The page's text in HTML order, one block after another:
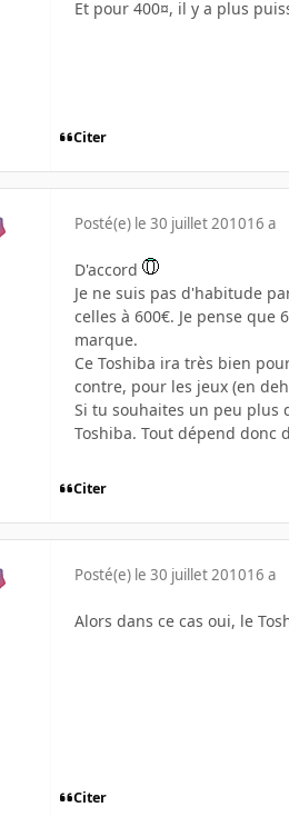
Et pour 400¤, il y a plus
Citer
Posté(e) le 30 juillet 201016 a
D'accord
Je ne suis pas d'habitude
celles à 600€. Je pense
marque.
Ce Toshiba ira très bien
contre, pour les jeux (en
Si tu souhaites un peu plus
Toshiba. Tout dépend
Citer
Posté(e) le 30 juillet 201016 a
Alors dans ce cas oui, le
Citer